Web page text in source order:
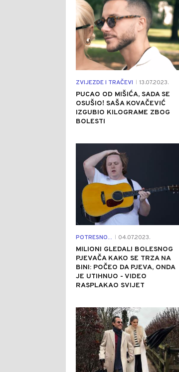
ZVIJEZDE I TRAČEVI 13.07.2023.
PUCAO OD MIŠIĆA, SADA SE
OSUŠIO! SAŠA KOVAČEVIĆ
IZGUBIO KILOGRAME ZBOG
BOLESTI
POTRESNO... 04.07.2023.
MILIONI GLEDALI BOLESNOG
PJEVAČA KAKO SE TRZA NA
BINI: POČEO DA PJEVA, ONDA
JE UTIHNUO - VIDEO
RASPLAKAO SVIJET